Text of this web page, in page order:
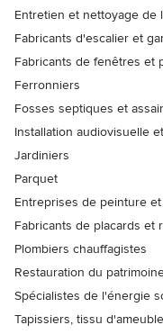
Entretien et nettoyage de
Fabricants d'escalier et
Fabricants de fenêtres et
Ferronniers
Fosses septiques et
Installation audiovisuelle
Jardiniers
Parquet
Entreprises de peinture
Fabricants de placards et
Plombiers chauffagistes
Restauration du
Spécialistes de l'énergie
Tapissiers, tissu